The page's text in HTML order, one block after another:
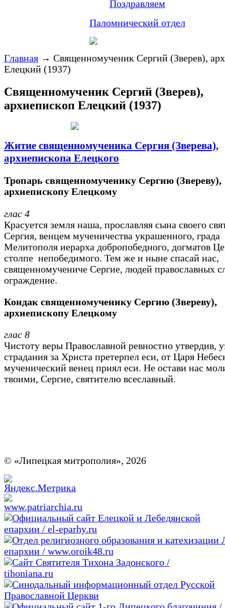
Поздравляем
Паломнический отдел
Главная → Священномученик Сергий (Зверев),
Елецкий (1937)
Священномученик Сергий (Зверев),
архиепископ Елецкий (1937)
Житие священномученика Сергия (Зверева),
архиепископа Елецкого
Тропарь священномученику Сергию (Звереву),
архиепископу Елецкому
глас 4
Красуется земля наша, прославляя сына своего
Сергия, венцем мученичества украшенного, града
Мелитополя иерарха добропобедного, догматов
столпе непобедимого. Тем же и ныне спасай нас,
священномучениче Сергие, людей православных
ограждение.
Кондак священномученику Сергию (Звереву),
архиепископу Елецкому
глас 8
Чистоту веры Православной ревностно утвердив,
страдания за Христа претерпел еси, от Царя
мученический венец приял еси. Не остави нас
твоими, Сергие, святителю всеславный.
© «Липецкая митрополия», 2026